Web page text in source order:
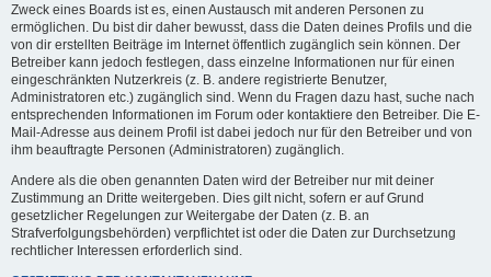
Zweck eines Boards ist es, einen Austausch mit anderen Personen zu
ermöglichen. Du bist dir daher bewusst, dass die Daten deines Profils und die
von dir erstellten Beiträge im Internet öffentlich zugänglich sein können. Der
Betreiber kann jedoch festlegen, dass einzelne Informationen nur für einen
eingeschränkten Nutzerkreis (z. B. andere registrierte Benutzer,
Administratoren etc.) zugänglich sind. Wenn du Fragen dazu hast, suche nach
entsprechenden Informationen im Forum oder kontaktiere den Betreiber. Die E-
Mail-Adresse aus deinem Profil ist dabei jedoch nur für den Betreiber und von
ihm beauftragte Personen (Administratoren) zugänglich.
Andere als die oben genannten Daten wird der Betreiber nur mit deiner
Zustimmung an Dritte weitergeben. Dies gilt nicht, sofern er auf Grund
gesetzlicher Regelungen zur Weitergabe der Daten (z. B. an
Strafverfolgungsbehörden) verpflichtet ist oder die Daten zur Durchsetzung
rechtlicher Interessen erforderlich sind.